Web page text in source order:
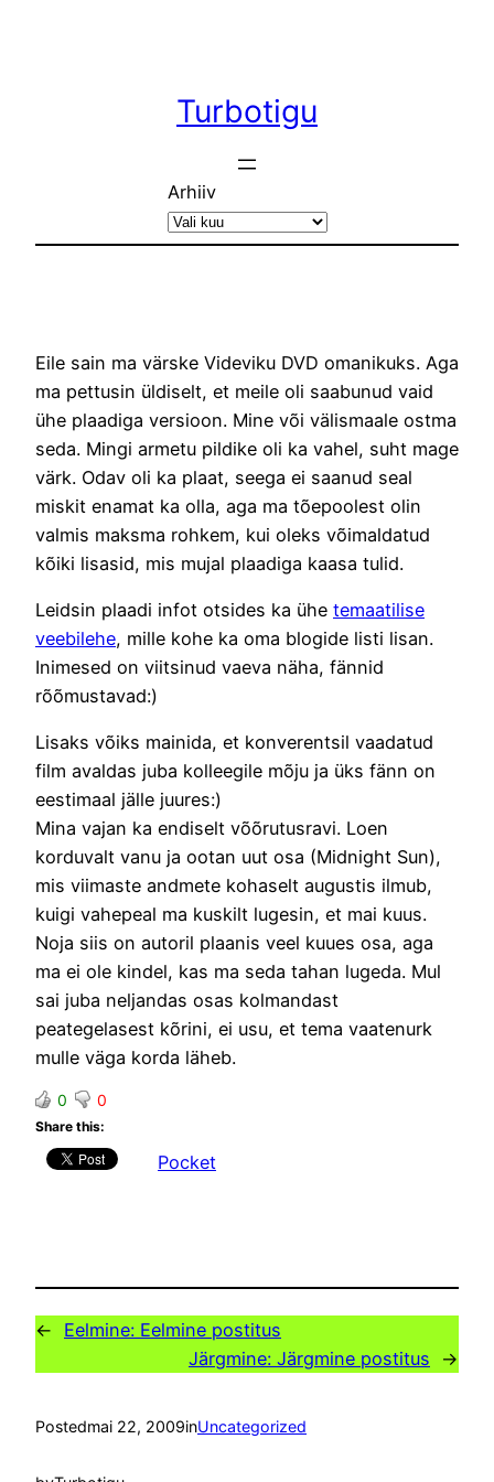
Turbotigu
Arhiiv
Eile sain ma värske Videviku DVD omanikuks. Aga
ma pettusin üldiselt, et meile oli saabunud vaid
ühe plaadiga versioon. Mine või välismaale ostma
seda. Mingi armetu pildike oli ka vahel, suht mage
värk. Odav oli ka plaat, seega ei saanud seal
miskit enamat ka olla, aga ma tõepoolest olin
valmis maksma rohkem, kui oleks võimaldatud
kõiki lisasid, mis mujal plaadiga kaasa tulid.
Leidsin plaadi infot otsides ka ühe temaatilise
veebilehe, mille kohe ka oma blogide listi lisan.
Inimesed on viitsinud vaeva näha, fännid
rõõmustavad:)
Lisaks võiks mainida, et konverentsil vaadatud
film avaldas juba kolleegile mõju ja üks fänn on
eestimaal jälle juures:)
Mina vajan ka endiselt võõrutusravi. Loen
korduvalt vanu ja ootan uut osa (Midnight Sun),
mis viimaste andmete kohaselt augustis ilmub,
kuigi vahepeal ma kuskilt lugesin, et mai kuus.
Noja siis on autoril plaanis veel kuues osa, aga
ma ei ole kindel, kas ma seda tahan lugeda. Mul
sai juba neljandas osas kolmandast
peategelasest kõrini, ei usu, et tema vaatenurk
mulle väga korda läheb.
0 0
Share this:
Pocket
← Eelmine: Eelmine postitus
Järgmine: Järgmine postitus →
Postedmai 22, 2009inUncategorized